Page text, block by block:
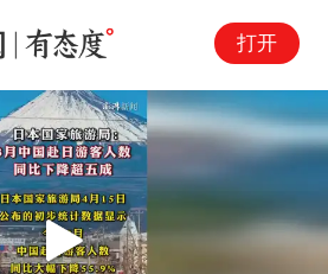
打开
Play